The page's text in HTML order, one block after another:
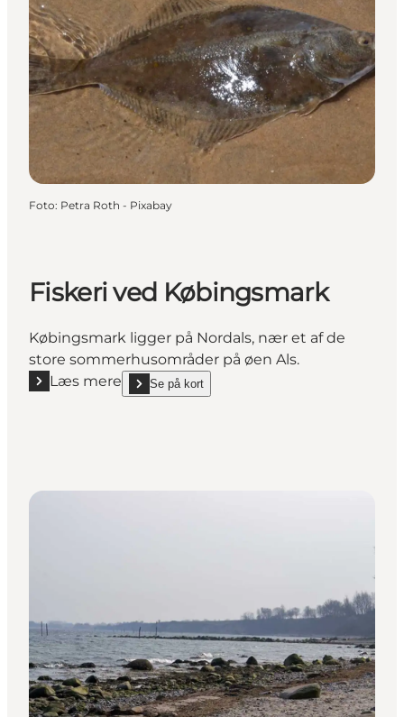
Foto: Petra Roth - Pixabay
Fiskeri ved Købingsmark
Købingsmark ligger på Nordals, nær et af de
store sommerhusområder på øen Als.
Læs mere
Læs mere "Fiskeri ved Købingsmark"
Se på kort
show Fiskeri ved Købingsmark on_map